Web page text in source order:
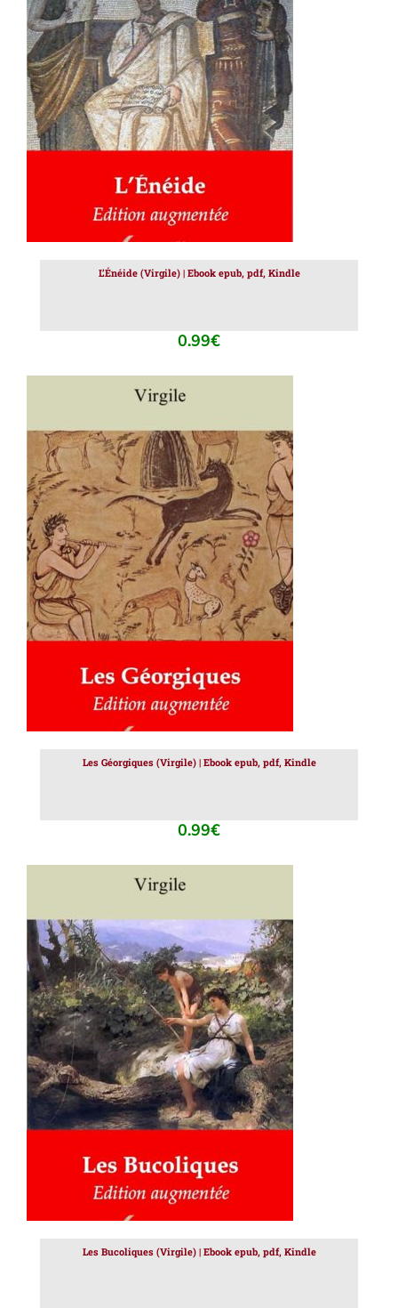
AJOUTER AU PANIER / DÉTAILS
L’Énéide (Virgile) | Ebook epub, pdf, Kindle
0.99€
AJOUTER AU PANIER / DÉTAILS
Les Géorgiques (Virgile) | Ebook epub, pdf, Kindle
0.99€
AJOUTER AU PANIER / DÉTAILS
Les Bucoliques (Virgile) | Ebook epub, pdf, Kindle